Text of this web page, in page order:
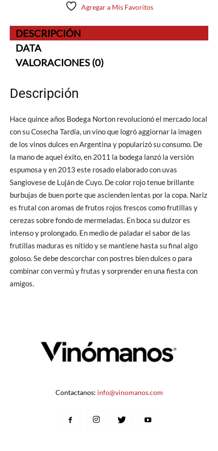
Agregar a Mis Favoritos
DESCRIPCIÓN
DATA
VALORACIONES (0)
Descripción
Hace quince años Bodega Norton revolucionó el mercado local
con su Cosecha Tardía, un vino que logró aggiornar la imagen
de los vinos dulces en Argentina y popularizó su consumo. De
la mano de aquel éxito, en 2011 la bodega lanzó la versión
espumosa y en 2013 este rosado elaborado con uvas
Sangiovese de Luján de Cuyo. De color rojo tenue brillante
burbujas de buen porte que ascienden lentas por la copa. Nariz
es frutal con aromas de frutos rojos frescos como frutillas y
cerezas sobre fondo de mermeladas. En boca su dulzor es
intenso y prolongado. En medio de paladar el sabor de las
frutillas maduras es nítido y se mantiene hasta su final algo
goloso. Se debe descorchar con postres bien dulces o para
combinar con vermú y frutas y sorprender en una fiesta con
amigos.
Contactanos: info@vinomanos.com